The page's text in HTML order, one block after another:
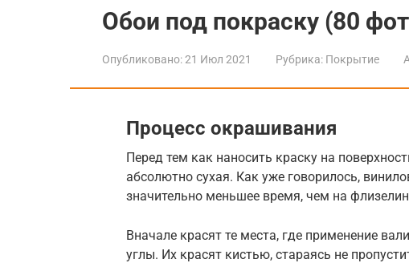
Обои под покраску (80
Опубликовано:21 Июл 2021 Рубрика: Покрытие
Процесс окрашивания
Перед тем как наносить краску на
абсолютно сухая. Как уже говорилось,
значительно меньшее время, чем на
Вначале красят те места, где применение
углы. Их красят кистью, стараясь не